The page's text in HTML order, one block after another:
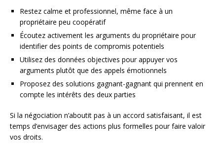
Restez calme et professionnel, même face à un
propriétaire peu coopératif
Écoutez activement les arguments du propriétaire pour
identifier des points de compromis potentiels
Utilisez des données objectives pour appuyer vos
arguments plutôt que des appels émotionnels
Proposez des solutions gagnant-gagnant qui prennent en
compte les intérêts des deux parties
Si la négociation n’aboutit pas à un accord satisfaisant, il est
temps d’envisager des actions plus formelles pour faire valoir
vos droits.